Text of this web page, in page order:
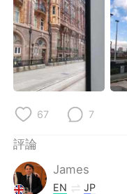
Indonesia
Türkçe
Português
67 7
評論
James
EN JP